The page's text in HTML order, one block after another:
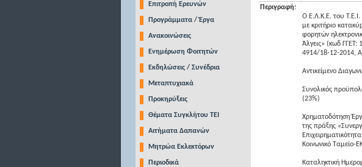
Επιτροπή Ερευνών
Προγράμματα / Έργα
Ανακοινώσεις
Ενημέρωση Φοιτητών
Εκδηλώσεις / Συνέδρια
Μεταπτυχιακά
Προκηρύξεις
Θέματα Συγκλήτου ΤΕΙ
Αιτήματα Δαπανών
Μητρώα Εκλεκτόρων
Περιοδικά
Περιγραφή:
Ο Ε.Λ.Κ.Ε. του Τ.Ε.Ι.
με κριτήριο
φορητών
Άλγεις» (κωδ
4914/18-12-2014,
Αντικείμενο
Συνολικός
(23%)
Χρηματοδότηση
της πράξης
Κοινωνικό Ταμείο-
Καταληκτική